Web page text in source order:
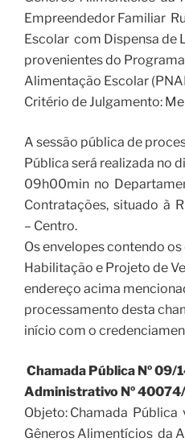
Empreendedor Familiar
Escolar com Dispensa de
provenientes do
Alimentação Escolar
Critério de Julgamento:
A sessão pública de
Pública será realizada no
09h00min no
Contratações, situado à
– Centro.
Os envelopes contendo
Habilitação e Projeto de
endereço acima
processamento desta
início com o
Chamada Pública Nº 09/
Administrativo Nº
Objeto: Chamada
Gêneros Alimentícios da